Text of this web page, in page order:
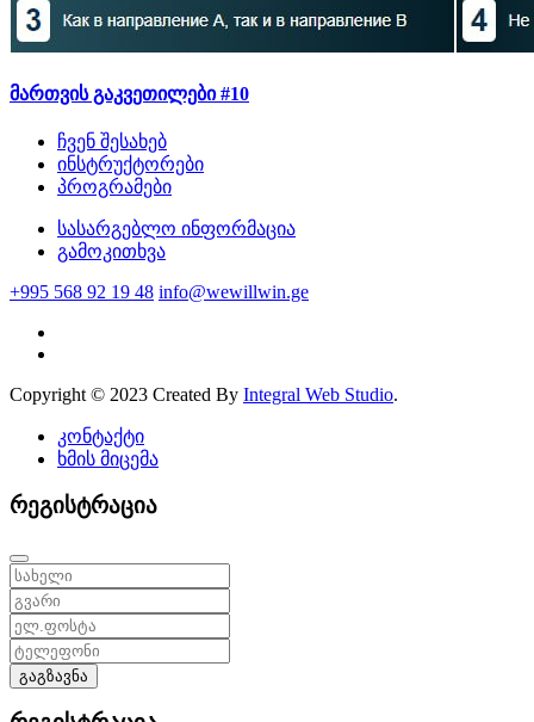
მართვის გაკვეთილები #10
ჩვენ შესახებ
ინსტრუქტორები
პროგრამები
სასარგებლო ინფორმაცია
გამოკითხვა
+995 568 92 19 48 info@wewillwin.ge
Copyright © 2023 Created By Integral Web Studio.
კონტაქტი
ხმის მიცემა
რეგისტრაცია
გაგზავნა